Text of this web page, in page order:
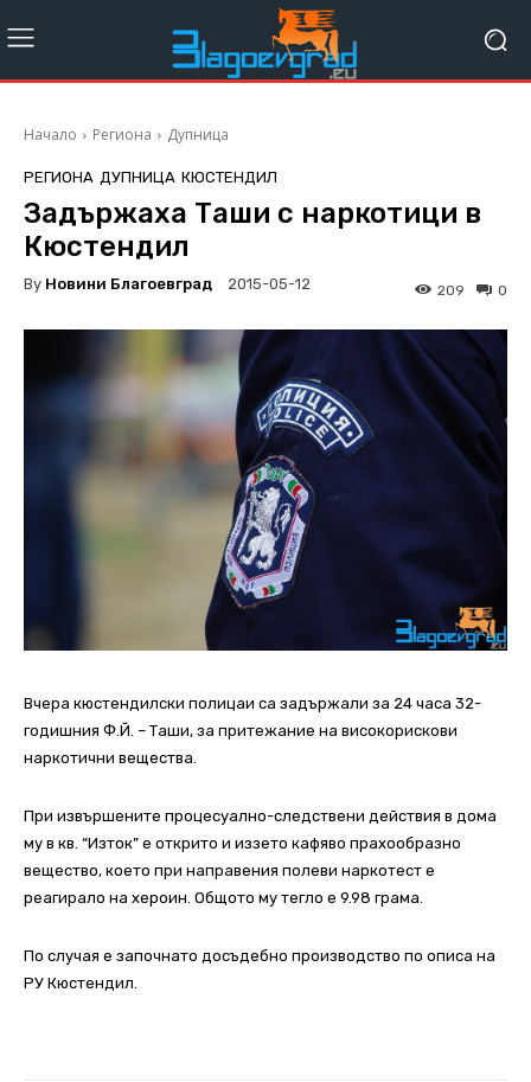
Начало Региона Дупница
РЕГИОНА ДУПНИЦА КЮСТЕНДИЛ
Задържаха Таши с наркотици в
Кюстендил
By Новини Благоевград 2015-05-12 0
209
Вчера кюстендилски полицаи са задържали за 24 часа 32-
годишния Ф.Й. – Таши, за притежание на високорискови
наркотични вещества.
При извършените процесуално-следствени действия в дома
му в кв. “Изток” е открито и иззето кафяво прахообразно
вещество, което при направения полеви наркотест е
реагирало на хероин. Общото му тегло е 9.98 грама.
По случая е започнато досъдебно производство по описа на
РУ Кюстендил.